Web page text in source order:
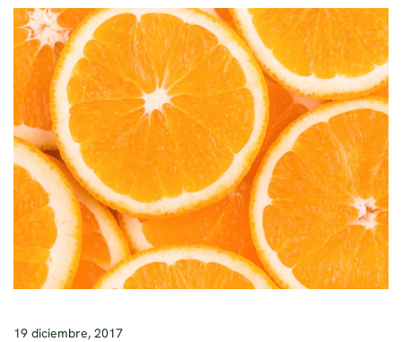
19 diciembre, 2017